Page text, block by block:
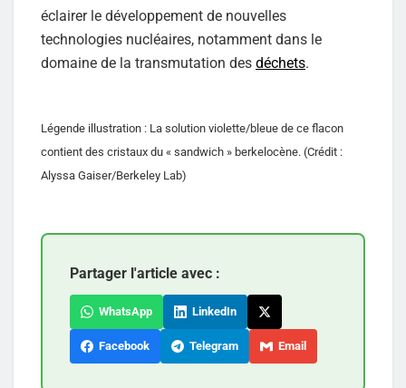
éclairer le développement de nouvelles
technologies nucléaires, notamment dans le
domaine de la transmutation des déchets.
Légende illustration : La solution violette/bleue de ce flacon
contient des cristaux du « sandwich » berkelocène. (Crédit :
Alyssa Gaiser/Berkeley Lab)
Partager l'article avec :
WhatsApp LinkedIn
Facebook Telegram Email